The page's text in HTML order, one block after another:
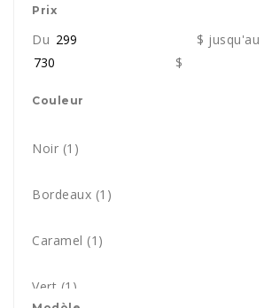
Prix
Du $ jusqu'au
$
Couleur
Noir (1)
Bordeaux (1)
Caramel (1)
Vert (1)